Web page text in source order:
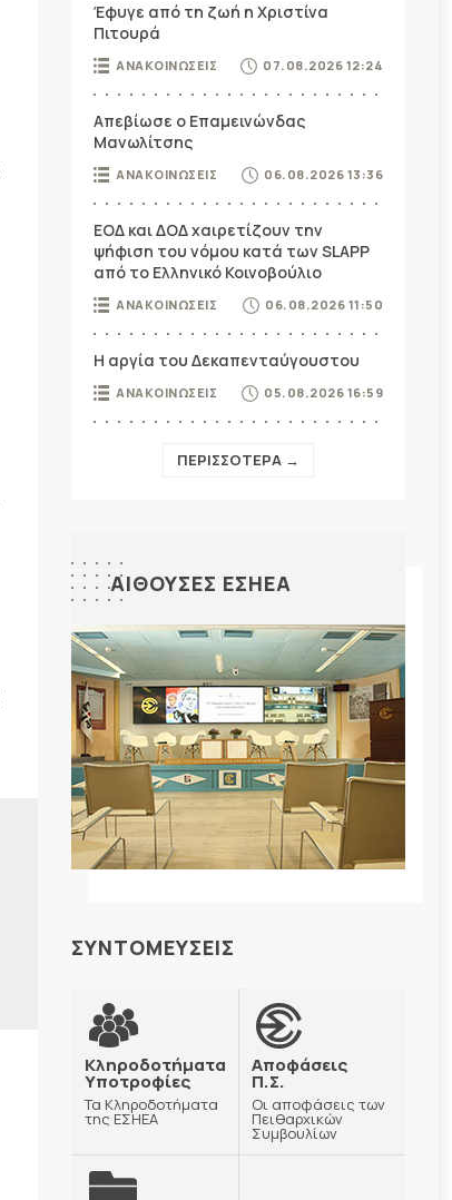
Έφυγε από τη ζωή η Χριστίνα
Πιτουρά
ΑΝΑΚΟΙΝΩΣΕΙΣ 07.08.2026 12:24
Απεβίωσε ο Επαμεινώνδας
Μανωλίτσης
ΑΝΑΚΟΙΝΩΣΕΙΣ 06.08.2026 13:36
ΕΟΔ και ΔΟΔ χαιρετίζουν την
ψήφιση του νόμου κατά των SLAPP
από το Ελληνικό Κοινοβούλιο
ΑΝΑΚΟΙΝΩΣΕΙΣ 06.08.2026 11:50
Η αργία του Δεκαπενταύγουστου
ΑΝΑΚΟΙΝΩΣΕΙΣ 05.08.2026 16:59
ΠΕΡΙΣΣΟΤΕΡΑ →
ΑΙΘΟΥΣΕΣ ΕΣΗΕΑ
ΣΥΝΤΟΜΕΥΣΕΙΣ
Κληροδοτήματα
Υποτροφίες
Τα Κληροδοτήματα
της ΕΣΗΕΑ
Αποφάσεις
Π.Σ.
Οι αποφάσεις των
Πειθαρχικών
Συμβουλίων